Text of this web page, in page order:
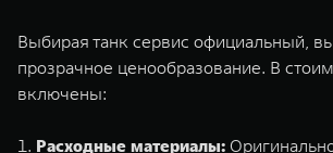
Выбирая танк сервис официальный,
прозрачное ценообразование. В
включены:
Расходные материалы: